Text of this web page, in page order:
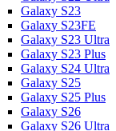
Galaxy S23
Galaxy S23FE
Galaxy S23 Ultra
Galaxy S23 Plus
Galaxy S24 Ultra
Galaxy S25
Galaxy S25 Plus
Galaxy S26
Galaxy S26 Ultra